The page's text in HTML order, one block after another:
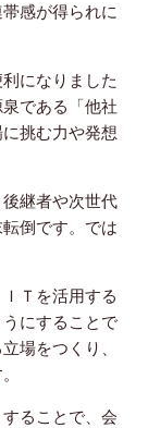
感が得られに
になりました
である「他社
挑む力や発想
継者や次世代
倒です。では
Ｔを活用する
にすることで
場をつくり、
ることで、会